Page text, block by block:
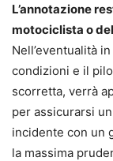
L’annotazione
motociclista o
Nell’eventualità
condizioni e il
scorretta, verrà
per assicurarsi
incidente con un
la massima